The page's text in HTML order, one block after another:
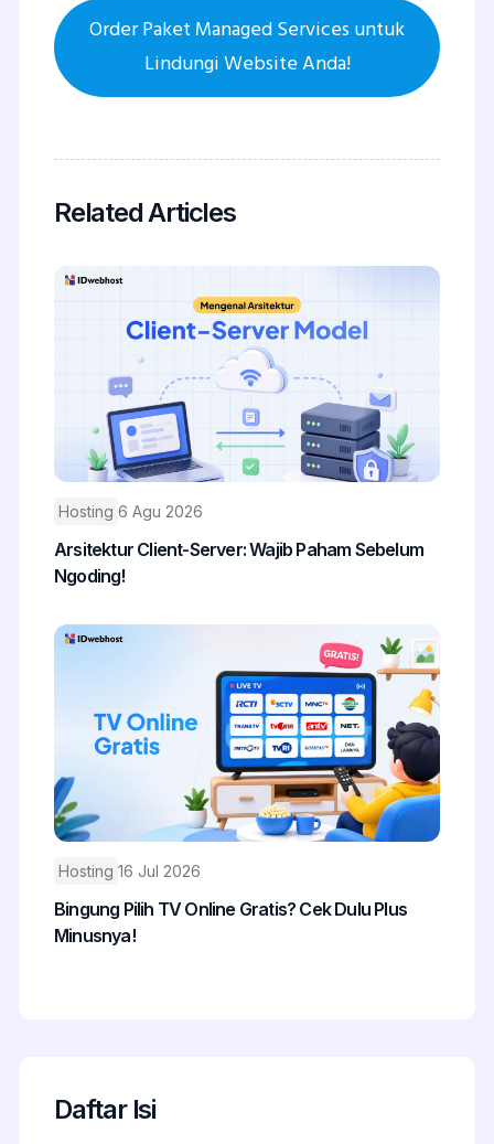
Order Paket Managed Services untuk
Lindungi Website Anda!
Related Articles
Hosting 6 Agu 2026
Arsitektur Client-Server: Wajib Paham Sebelum
Ngoding!
Hosting 16 Jul 2026
Bingung Pilih TV Online Gratis? Cek Dulu Plus
Minusnya!
Daftar Isi